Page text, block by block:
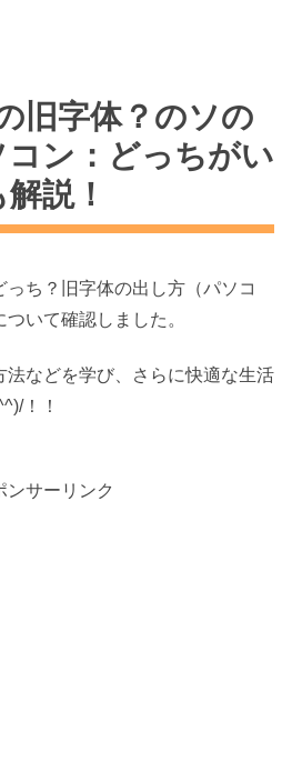
旧字体？のソの
ン：どっちがい
説！
っち？旧字体の出し方（パソコ
いて確認しました。
法などを学び、さらに快適な生活
！！
ンサーリンク